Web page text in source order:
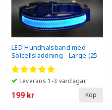
LED Hundhalsband med
Solcellsladdning - Large (25-
40 kg)
Leverans 1-3 vardagar
199 kr Köp